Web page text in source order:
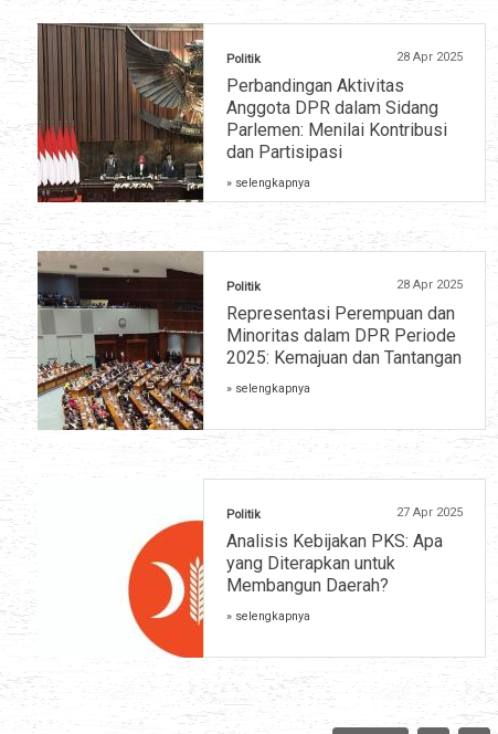
Politik 28 Apr 2025
Perbandingan Aktivitas
Anggota DPR dalam Sidang
Parlemen: Menilai Kontribusi
dan Partisipasi
» selengkapnya
Politik 28 Apr 2025
Representasi Perempuan dan
Minoritas dalam DPR Periode
2025: Kemajuan dan Tantangan
» selengkapnya
Politik 27 Apr 2025
Analisis Kebijakan PKS: Apa
yang Diterapkan untuk
Membangun Daerah?
» selengkapnya